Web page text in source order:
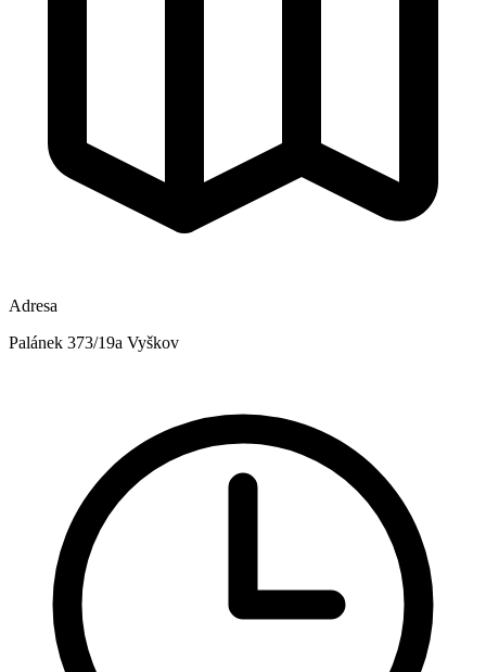
Adresa
Palánek 373/19a Vyškov